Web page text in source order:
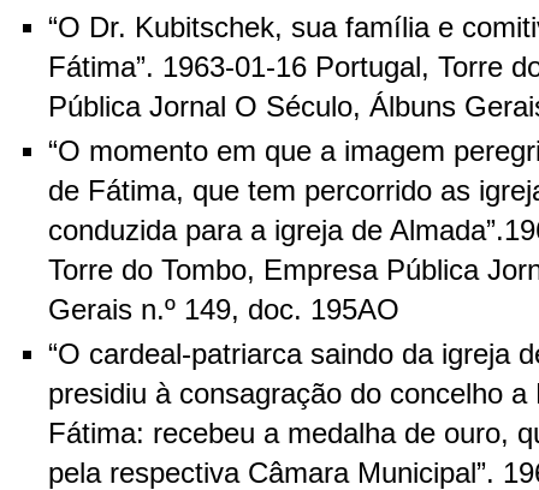
“O Dr. Kubitschek, sua família e
Fátima”. 1963-01-16 Portugal, Torre
Pública Jornal O Século, Álbuns
“O momento em que a imagem
de Fátima, que tem percorrido as
conduzida para a igreja de
Torre do Tombo, Empresa Pública
Gerais n.º 149, doc. 195AO
“O cardeal-patriarca saindo da igreja
presidiu à consagração do concelho
Fátima: recebeu a medalha de ouro,
pela respectiva Câmara Municipal”.